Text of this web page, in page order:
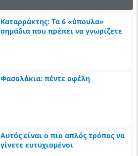
Καταρράκτης: Τα 6 «ύπουλα»
σημάδια που πρέπει να γνωρίζετε
Φασολάκια: πέντε οφέλη
Αυτός είναι ο πιο απλός τρόπος να
γίνετε ευτυχισμένοι